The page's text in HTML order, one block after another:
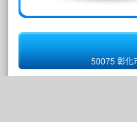
50075 彰化